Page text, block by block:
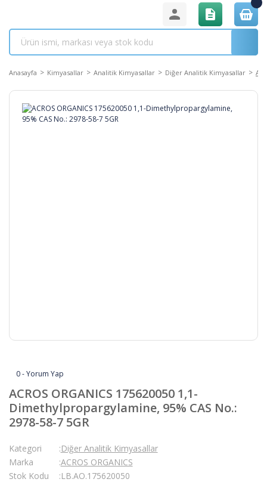
Anasayfa Kimyasallar Analitik Kimyasallar Diğer Analitik Kimyasallar
0 - Yorum Yap
ACROS ORGANICS 175620050 1,1-
Dimethylpropargylamine, 95% CAS No.:
2978-58-7 5GR
Kategori
Diğer Analitik Kimyasallar
Marka
ACROS ORGANICS
Stok Kodu
LB.AO.175620050